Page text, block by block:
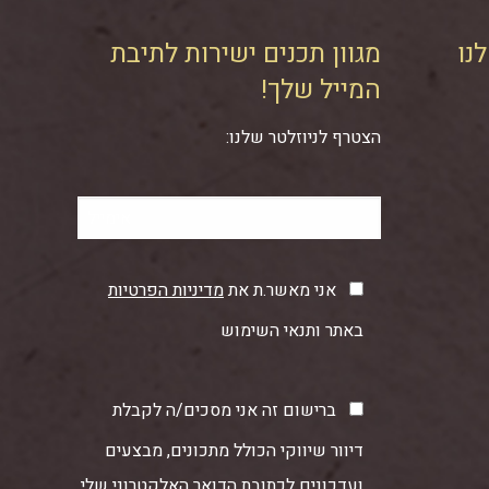
מגוון תכנים ישירות לתיבת
המייל שלך!
הצטרף לניוזלטר שלנו:
אני מאשר.ת אתמדיניות הפרטיות
באתר ותנאי השימוש
ברישום זה אני מסכים/ה לקבלת
דיוור שיווקי הכולל מתכונים, מבצעים